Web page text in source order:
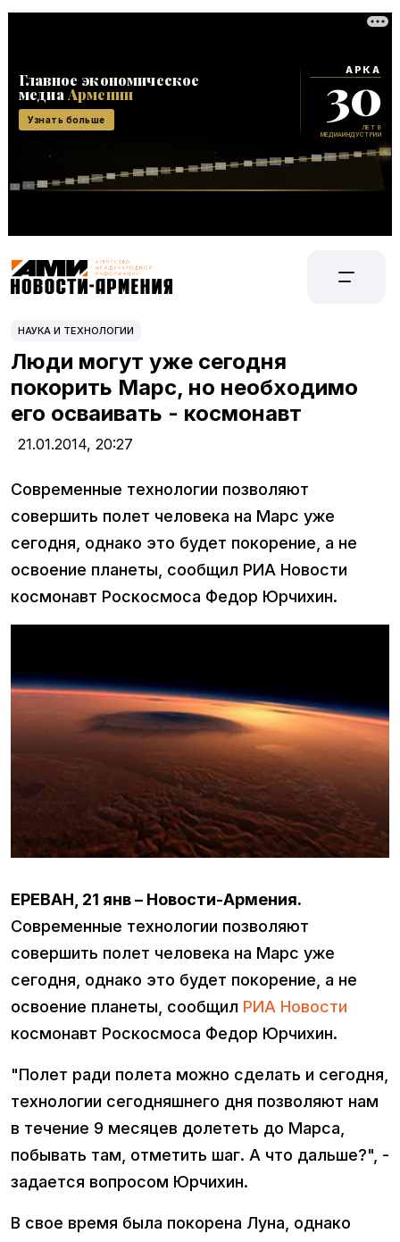
НАУКА И ТЕХНОЛОГИИ
Люди могут уже сегодня
покорить Марс, но необходимо
его осваивать - космонавт
21.01.2014, 20:27
Современные технологии позволяют
совершить полет человека на Марс уже
сегодня, однако это будет покорение, а не
освоение планеты, сообщил РИА Новости
космонавт Роскосмоса Федор Юрчихин.
ЕРЕВАН, 21 янв – Новости-Армения.
Современные технологии позволяют
совершить полет человека на Марс уже
сегодня, однако это будет покорение, а не
освоение планеты, сообщил РИА Новости
космонавт Роскосмоса Федор Юрчихин.
"Полет ради полета можно сделать и сегодня,
технологии сегодняшнего дня позволяют нам
в течение 9 месяцев долететь до Марса,
побывать там, отметить шаг. А что дальше?", -
задается вопросом Юрчихин.
В свое время была покорена Луна, однако